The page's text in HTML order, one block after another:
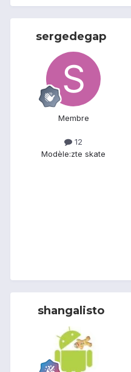
sergedegap
Membre
12
Modèle:zte skate
shangalisto